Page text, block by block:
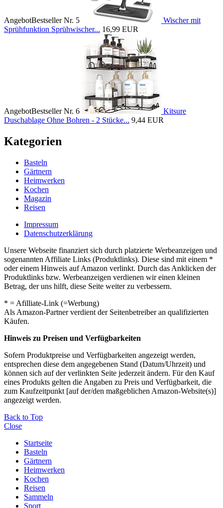
AngebotBestseller Nr. 5
Wischer mit
Sprühfunktion Sprühwischer... 16,99 EUR
AngebotBestseller Nr. 6
Kitsure
Duschablage Ohne Bohren - 2 Stücke... 9,44 EUR
Kategorien
Basteln
Gärtnern
Heimwerken
Kochen
Magazin
Reisen
Impressum
Datenschutzerklärung
Unsere Webseite finanziert sich durch platzierte Werbeanzeigen und
sogenannten Affiliate Links (Produktlinks). Diese sind mit einem *
oder einem Hinweis auf Amazon verlinkt. Durch das Anklicken der
Produktlinks bzw. Werbeanzeigen verdienen wir einen kleinen
Betrag, der uns hilft, diese Seite weiter zu verbessern.
* = Afilliate-Link (=Werbung)
Als Amazon-Partner verdient der Seitenbetreiber an qualifizierten
Käufen.
Hinweis zu Preisen und Verfügbarkeiten
Sofern Produktpreise und Verfügbarkeiten angezeigt werden,
entsprechen diese dem angegebenen Stand (Datum/Uhrzeit) und
können sich auf der verlinkten Seite jederzeit ändern. Für den Kauf
eines Produkts gelten die Angaben zu Preis und Verfügbarkeit, die
zum Kaufzeitpunkt [auf der/den maßgeblichen Amazon-Website(s)]
angezeigt werden.
Back to Top
Close
Startseite
Basteln
Gärtnern
Heimwerken
Kochen
Reisen
Sammeln
Sport